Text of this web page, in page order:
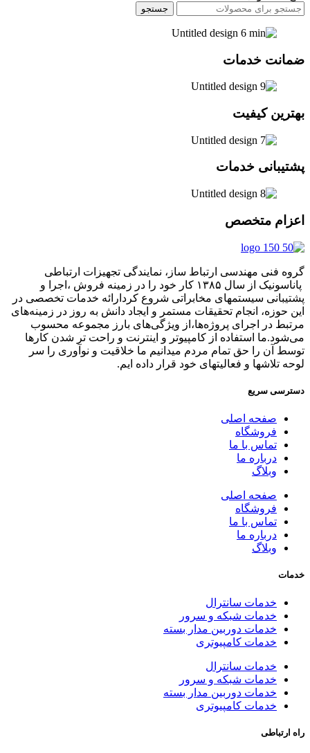
جستجو
ضمانت خدمات
بهترین کیفیت
پشتیبانی خدمات
اعزام متخصص
گروه فنی مهندسی ارتباط ساز، نمایندگی تجهیزات ارتباطی
پاناسونیک از سال ۱۳۸۵ کار خود را در زمینه فروش ،اجرا و
پشتیبانی سیستمهای مخابراتی شروع کردارائه خدمات تخصصی در
این حوزه، انجام تحقیقات مستمر و ایجاد دانش به‌ روز در زمینه‌های
مرتبط در اجرای پروژه‌ها،از ویژگی‌های بارز مجموعه محسوب
می‌شود.ما استفاده از کامپیوتر و اینترنت و راحت تر شدن کارها
توسط آن را حق تمام مردم میدانیم ما خلاقیت و نوآوری را سر
لوحه تلاشها و فعالیتهای خود قرار داده ایم.
دسترسی سریع
صفحه اصلی
فروشگاه
تماس با ما
درباره ما
وبلاگ
صفحه اصلی
فروشگاه
تماس با ما
درباره ما
وبلاگ
خدمات
خدمات سانترال
خدمات شبکه و سرور
خدمات دوربین مدار بسته
خدمات کامپیوتری
خدمات سانترال
خدمات شبکه و سرور
خدمات دوربین مدار بسته
خدمات کامپیوتری
راه ارتباطی